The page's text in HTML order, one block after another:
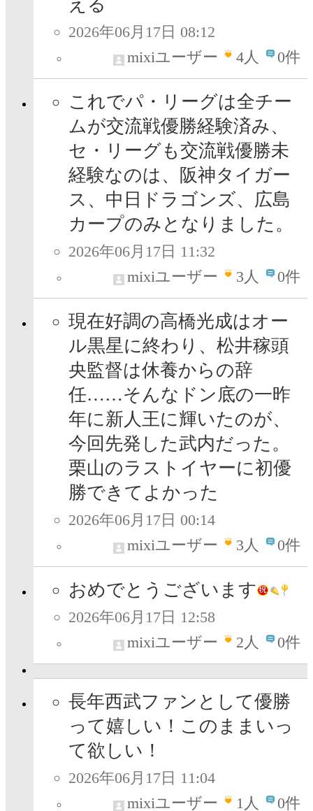
える
2026年06月17日 08:12
mixiユーザー
4人 0件
これでパ・リーグは全チー
ムが交流戦優勝経験済み、
セ・リーグも交流戦優勝未
経験なのは、阪神タイガー
ス、中日ドラゴンズ、広島
カープのみとなりました。
2026年06月17日 11:32
mixiユーザー
3人 0件
現在好調の高橋光成はオー
ル黒星に終わり、松井稼頭
央監督は休養からの辞
任……そんなドン底の一昨
年に新人王に輝いたのが、
今回先発した武内だった。
栗山のラストイヤーに初優
勝できてよかった
2026年06月17日 00:14
mixiユーザー
3人 0件
おめでとうございます
2026年06月17日 12:58
mixiユーザー
2人 0件
長年西武ファンとして優勝
って嬉しい！このままいっ
て欲しい！
2026年06月17日 11:04
mixiユーザー
1人 0件